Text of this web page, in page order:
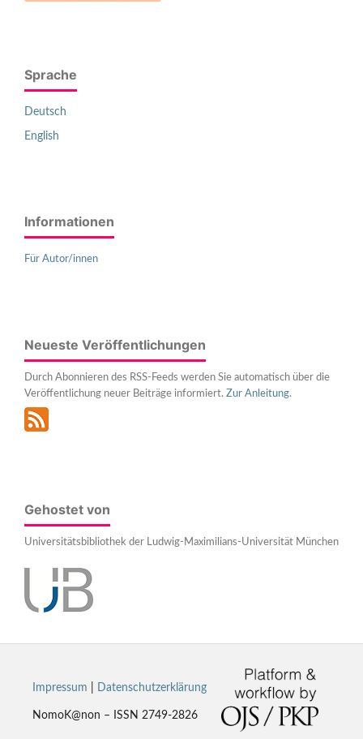
Sprache
Deutsch
English
Informationen
Für Autor/innen
Neueste Veröffentlichungen
Durch Abonnieren des RSS-Feeds werden Sie automatisch über die
Veröffentlichung neuer Beiträge informiert. Zur Anleitung.
Gehostet von
Universitätsbibliothek der Ludwig-Maximilians-Universität München
Impressum Datenschutzerklärung
NomoK@non – ISSN 2749-2826